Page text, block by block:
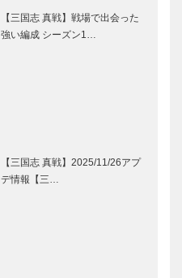
【三国志 真戦】戦場で出会った
強い編成 シーズン1…
【三国志 真戦】2025/11/26アプ
デ情報【三…